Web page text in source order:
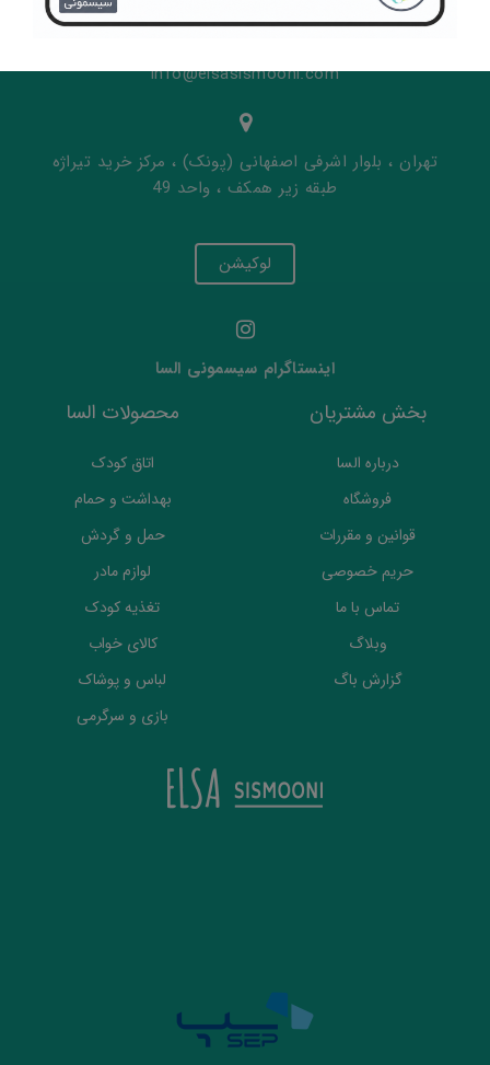
info@elsasismooni.com
تهران ، بلوار اشرفی اصفهانی (پونک) ، مرکز خرید تیراژه
طبقه زیر همکف ، واحد 49
لوکیشن
اینستاگرام سیسمونی السا
بخش مشتریان
درباره السا
فروشگاه
قوانین و مقررات
حریم خصوصی
تماس با ما
وبلاگ
گزارش باگ
محصولات السا
اتاق کودک
بهداشت و حمام
حمل و گردش
لوازم مادر
تغذیه کودک
کالای خواب
لباس و پوشاک
بازی و سرگرمی